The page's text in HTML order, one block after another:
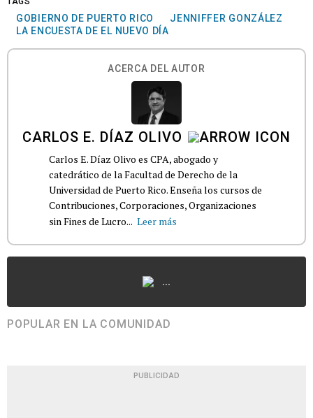
GOBIERNO DE PUERTO RICO
JENNIFFER GONZÁLEZ
LA ENCUESTA DE EL NUEVO DÍA
ACERCA DEL AUTOR
CARLOS E. DÍAZ OLIVO
Carlos E. Díaz Olivo es CPA, abogado y
catedrático de la Facultad de Derecho de la
Universidad de Puerto Rico. Enseña los cursos de
Contribuciones, Corporaciones, Organizaciones
sin Fines de Lucro... Leer más
...
POPULAR EN LA COMUNIDAD
PUBLICIDAD